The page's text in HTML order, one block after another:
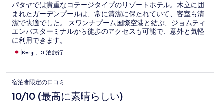
パタヤでは貴重なコテージタイプのリゾートホテル。木立に囲
まれたガーデンプールは、常に清潔に保たれていて、客室も清
潔で快適でした。 スワンナプーム国際空港と結ぶ、ジョムティ
エンバスターミナルから徒歩のアクセスも可能で、意外と気軽
に利用できます。
Kenji、3 泊旅行
宿泊者限定の口コミ
10/10 (最高に素晴らしい)